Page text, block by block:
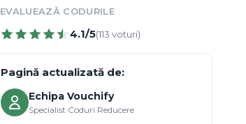
EVALUEAZĂ CODURILE
4.1/5(113 voturi)
Pagină actualizată de:
Echipa Vouchify
Specialist Coduri Reducere